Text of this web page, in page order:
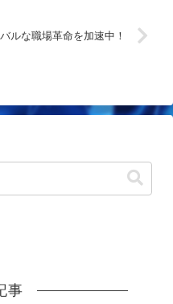
ルな職場革命を加速中！
事